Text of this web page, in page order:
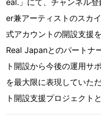
er兼アーティストのスカ
式アカウントの開設支援
Real Japanとのパートナ
ト開設から今後の運用サ
を最大限に表現していた
ト開設支援プロジェクト